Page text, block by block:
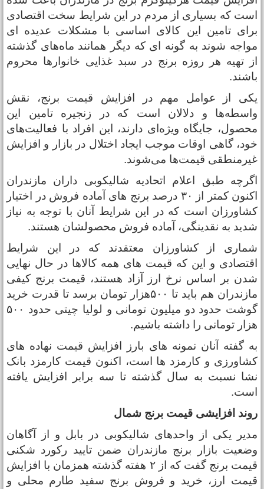
که بسیاری از مردم در این شرایط سخت اقتصادی
تامین این کالای اساسی با مشکلات عدیده ای
شوند به گونه ای که دیگر همانند ماه‌های گذشته
تهیه هر روزه برنج در سبد غذایی خانوارها محروم
از عوامل مهم در افزایش قیمت برنج، نقش
و دلالان است که در زنجیره تامین این
جایگاه ویژه‌ای دارند، این افراد با فعالیت‌های
گاهی اوقات موجب ایجاد اختلال در بازار و افزایش
قیمت‌ها می‌شوند.
طبق اعلام اتحادیه شالیکوبی داران مازندران
اکنون کمتر از ۳۰ درصد برنج های آماده فروش در اختیار
است که در این شرایط آنان با توجه به نیاز
به نقدینگی، آماده فروش محصولشان هستند.
از کشاورزان معتقدند که در این شرایط
و این که قیمت های همه کالاها در حال نهایی
بر اساس نرخ ارز آزاد هستند، قیمت برنج کیفی
مازندران هم باید تا ۵۰۰هزار تومان برسد تا قدرت خرید
گوشت حدود دو میلیون تومانی و لولیا چیتی حدود ۵۰۰
تومانی را داشته باشیم.
گفته آنان نمونه های بارز افزایش قیمت نهاده های
و کارمزد ها است، اکنون قیمت کارمزد بانک
نسبت به سال گذشته تا سه برابر افزایش یافته
افزایشی قیمت برنج شمال
یکی از واحدهای شالیکوبی در بابل و از آگاهان
بازار برنج مازندران ضمن تایید رکورد شکنی
قیمت برنج گفت که از ۲ هفته گذشته همزمان با افزایش
ارز، خرید و فروش برنج سفید طارم محلی و